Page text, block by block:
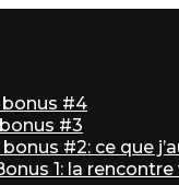
bonus #4
#3
#2: ce que
1: la